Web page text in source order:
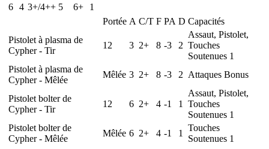
6 4 3+/4++ 5 6+
1
Portée A C/T F PA D Capacités
Pistolet à plasma de
Cypher - Tir
12 3 2+ 8 -3 2
Assaut, Pistolet,
Touches
Soutenues 1
Pistolet à plasma de
Cypher - Mêlée
Mêlée 3 2+ 8 -3 2 Attaques Bonus
Pistolet bolter de
Cypher - Tir
12 6 2+ 4 -1 1
Assaut, Pistolet,
Touches
Soutenues 1
Pistolet bolter de
Cypher - Mêlée
Mêlée 6 2+ 4 -1 1
Touches
Soutenues 1